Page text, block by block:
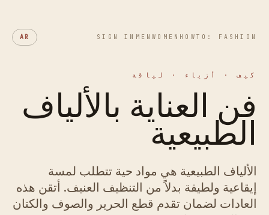
HOWTO: FASHION
WOMEN
MEN
SIGN IN
AR
كيف · أزياء · لياقة
فن العناية بالألياف
الطبيعية
الألياف الطبيعية هي مواد حية تتطلب لمسة
إيقاعية ولطيفة بدلاً من التنظيف العنيف. أتقن هذه
العادات لضمان تقدم قطع الحرير والصوف والكتان